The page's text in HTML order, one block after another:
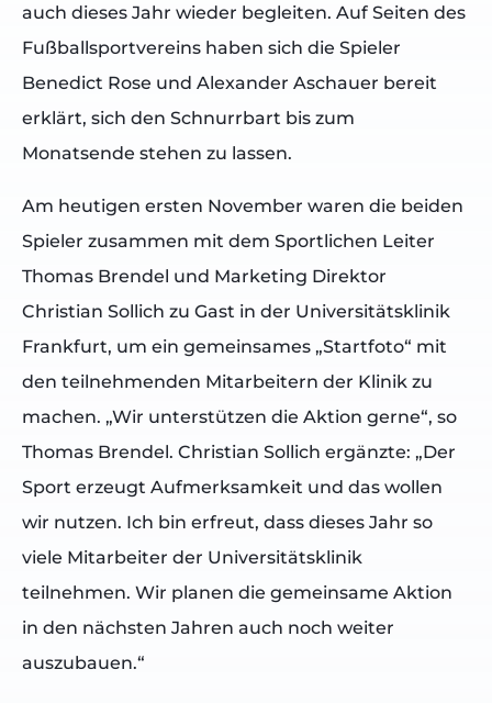
auch dieses Jahr wieder begleiten. Auf Seiten des
Fußballsportvereins haben sich die Spieler
Benedict Rose und Alexander Aschauer bereit
erklärt, sich den Schnurrbart bis zum
Monatsende stehen zu lassen.
Am heutigen ersten November waren die beiden
Spieler zusammen mit dem Sportlichen Leiter
Thomas Brendel und Marketing Direktor
Christian Sollich zu Gast in der Universitätsklinik
Frankfurt, um ein gemeinsames „Startfoto“ mit
den teilnehmenden Mitarbeitern der Klinik zu
machen. „Wir unterstützen die Aktion gerne“, so
Thomas Brendel. Christian Sollich ergänzte: „Der
Sport erzeugt Aufmerksamkeit und das wollen
wir nutzen. Ich bin erfreut, dass dieses Jahr so
viele Mitarbeiter der Universitätsklinik
teilnehmen. Wir planen die gemeinsame Aktion
in den nächsten Jahren auch noch weiter
auszubauen.“